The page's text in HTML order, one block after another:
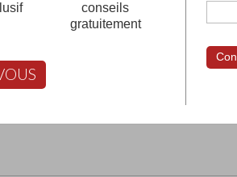
Retour
conseils
gratuitement